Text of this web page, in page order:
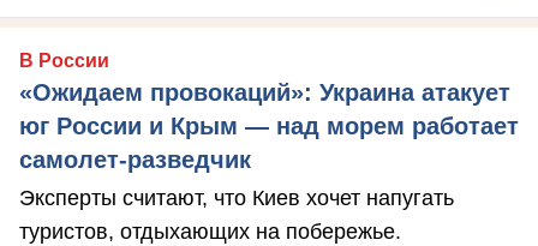
В России
«Ожидаем провокаций»: Украина атакует
юг России и Крым — над морем работает
самолет-разведчик
Эксперты считают, что Киев хочет напугать
туристов, отдыхающих на побережье.